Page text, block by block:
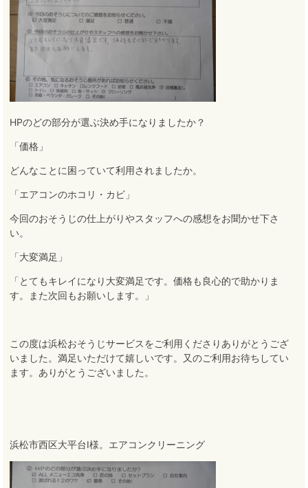
HPのどの部分が選ぶ決め手になりましたか？
「価格」
どんなことに困っていて利用されましたか。
「エアコンのホコリ・カビ」
今回のおそうじの仕上がりやスタッフへの感想をお聞かせ下さ
い。
「大変満足」
「とてもキレイになり大変満足です。価格も良心的で助かりま
す。また次回もお願いします。」
この度は浜松おそうじサービスをご利用くださりありがとうござ
いました 。満足いただけて嬉しいです。 又のご利用お待ちしてい
ます。 ありがとうございました。
浜松市西区大平台I様。エアコンクリーニング